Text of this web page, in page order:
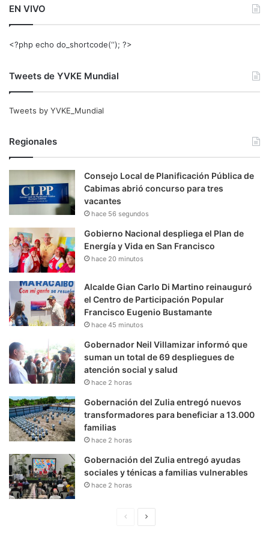
EN VIVO
<?php echo do_shortcode(‘‘); ?>
Tweets de YVKE Mundial
Tweets by YVKE_Mundial
Regionales
Consejo Local de Planificación Pública de
Cabimas abrió concurso para tres
vacantes
hace 56 segundos
Gobierno Nacional despliega el Plan de
Energía y Vida en San Francisco
hace 20 minutos
Alcalde Gian Carlo Di Martino reinauguró
el Centro de Participación Popular
Francisco Eugenio Bustamante
hace 45 minutos
Gobernador Neil Villamizar informó que
suman un total de 69 despliegues de
atención social y salud
hace 2 horas
Gobernación del Zulia entregó nuevos
transformadores para beneficiar a 13.000
familias
hace 2 horas
Gobernación del Zulia entregó ayudas
sociales y ténicas a familias vulnerables
hace 2 horas